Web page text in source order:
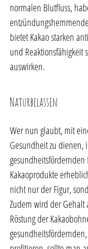
normalen Blutfluss,
bietet Kakao starken
und Reaktionsfähigkeit
auswirken.
Naturbelassen
Wer nun glaubt, mit
Gesundheit zu
Kakaoprodukte
nicht nur der Figur,
Zudem wird der
Röstung der